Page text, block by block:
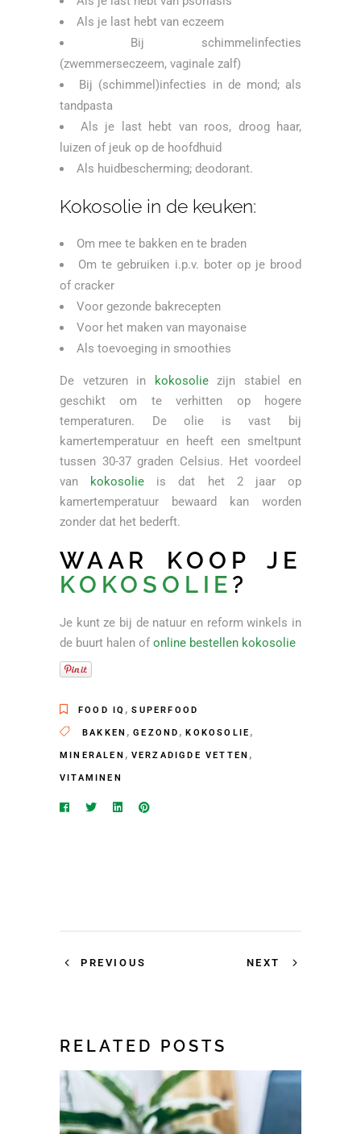
Als je last hebt van eczeem
Bij schimmelinfecties
(zwemmerseczeem, vaginale zalf)
Bij (schimmel)infecties in de mond; als
tandpasta
Als je last hebt van roos, droog haar,
luizen of jeuk op de hoofdhuid
Als huidbescherming; deodorant.
Kokosolie in de keuken:
Om mee te bakken en te braden
Om te gebruiken i.p.v. boter op je brood
of cracker
Voor gezonde bakrecepten
Voor het maken van mayonaise
Als toevoeging in smoothies
De vetzuren in kokosoliezijn stabiel en
geschikt om te verhitten op hogere
temperaturen. De olie is vast bij
kamertemperatuur en heeft een smeltpunt
tussen 30-37 graden Celsius. Het voordeel
van
kokosolie is dat het 2 jaar op
kamertemperatuur bewaard kan worden
zonder dat het bederft.
WAAR KOOP JE
KOKOSOLIE ?
Je kunt ze bij de natuur en reform winkels in
de buurt halen of online bestellen kokosolie
FOOD IQ ,SUPERFOOD
BAKKEN ,GEZOND ,KOKOSOLIE ,
MINERALEN , VERZADIGDE VETTEN ,
VITAMINEN
PREVIOUS NEXT
RELATED POSTS